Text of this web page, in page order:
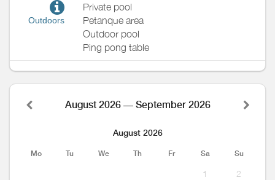
Outdoors
Private pool
Petanque area
Outdoor pool
Ping pong table
August 2026 — September 2026
August 2026
Mo Tu We Th Fr Sa Su
1 2